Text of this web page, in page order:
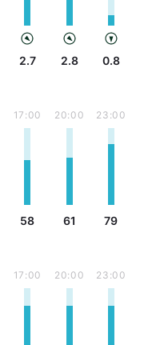
2.7 2.8 0.8
17:00
58
20:00
61
23:00
79
17:00 20:00 23:00